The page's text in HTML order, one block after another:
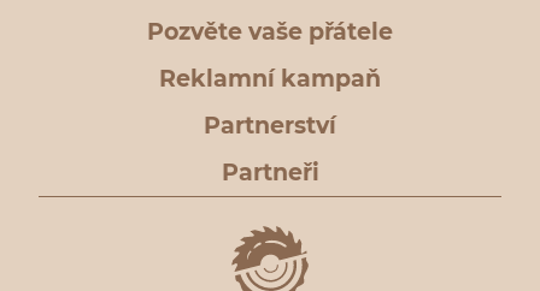
Pozvěte vaše přátele
Reklamní kampaň
Partnerství
Partneři